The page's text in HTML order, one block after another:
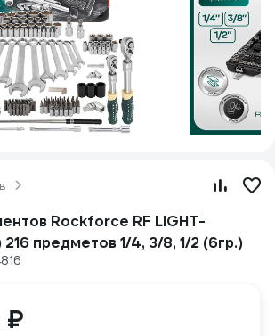
Rockforce RF LIGHT-
предметов 1/4, 3/8, 1/2 (6гр.)
₽